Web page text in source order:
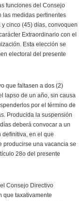
funciones del Consejo
las medidas pertinentes
cinco (45) días, convoquen
Extraordinario con el
Esta elección se
electoral del presente
que faltasen a dos (2)
lapso de un año, sin causa
por el término de
Producida la suspensión
deberá convocar a un
en el que
producirse una vacancia se
28o del presente
Consejo Directivo
que taxativamente